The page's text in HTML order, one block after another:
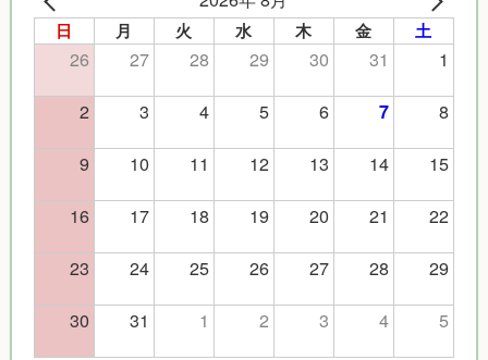
日 月 火 水 木 金 土
26 27 28 29 30 31
1
2
3 4 5 6 7
8
9
10 11 12 13 14
15
16
17 18 19 20 21
22
23
24 25 26 27 28
29
30
31 1 2 3 4 5